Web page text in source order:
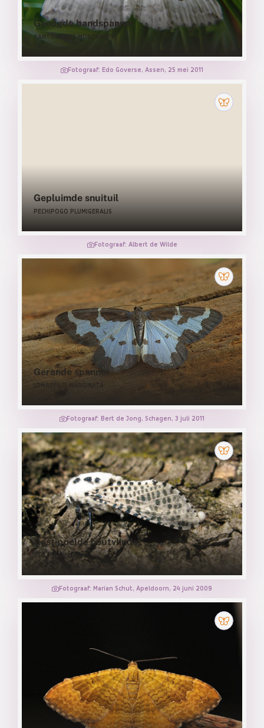
Geoogde bandspanner
XANTHORHOE MONTANATA
Fotograaf: Edo Goverse, Assen, 25 mei 2011
Gepluimde snuituil
PECHIPOGO PLUMIGERALIS
Fotograaf: Albert de Wilde
Gerande spanner
LOMASPILIS MARGINATA
Fotograaf: Bert de Jong, Schagen, 3 juli 2011
Gestippelde houtvlinder
ZEUZERA PYRINA
Fotograaf: Marian Schut, Apeldoorn, 24 juni 2009